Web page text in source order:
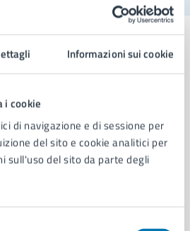
Informazioni sui cookie
i cookie
di navigazione e di sessione per
del sito e cookie analitici per
sull'uso del sito da parte degli